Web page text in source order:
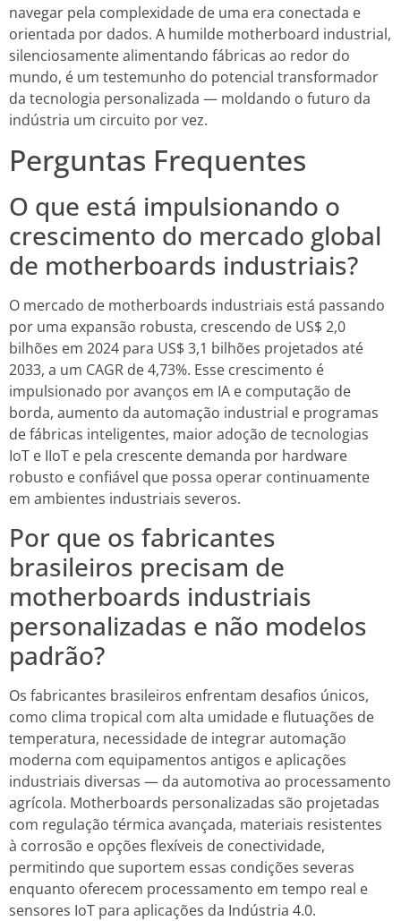
navegar pela complexidade de uma era conectada e
orientada por dados. A humilde motherboard industrial,
silenciosamente alimentando fábricas ao redor do
mundo, é um testemunho do potencial transformador
da tecnologia personalizada — moldando o futuro da
indústria um circuito por vez.
Perguntas Frequentes
O que está impulsionando o
crescimento do mercado global
de motherboards industriais?
O mercado de motherboards industriais está passando
por uma expansão robusta, crescendo de US$ 2,0
bilhões em 2024 para US$ 3,1 bilhões projetados até
2033, a um CAGR de 4,73%. Esse crescimento é
impulsionado por avanços em IA e computação de
borda, aumento da automação industrial e programas
de fábricas inteligentes, maior adoção de tecnologias
IoT e IIoT e pela crescente demanda por hardware
robusto e confiável que possa operar continuamente
em ambientes industriais severos.
Por que os fabricantes
brasileiros precisam de
motherboards industriais
personalizadas e não modelos
padrão?
Os fabricantes brasileiros enfrentam desafios únicos,
como clima tropical com alta umidade e flutuações de
temperatura, necessidade de integrar automação
moderna com equipamentos antigos e aplicações
industriais diversas — da automotiva ao processamento
agrícola. Motherboards personalizadas são projetadas
com regulação térmica avançada, materiais resistentes
à corrosão e opções flexíveis de conectividade,
permitindo que suportem essas condições severas
enquanto oferecem processamento em tempo real e
sensores IoT para aplicações da Indústria 4.0.